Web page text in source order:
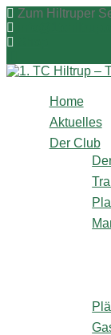
Zum
Inhalt
springen
Zum Hiltruper
Home
Aktuelles
Der Club